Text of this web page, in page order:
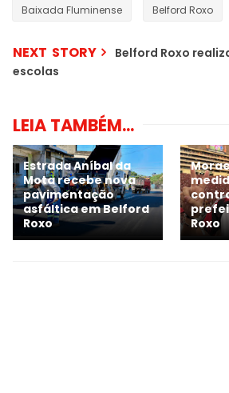
Baixada Fluminense Belford Roxo
NEXT STORY
Belford Roxo
escolas
LEIA TAMBÉM...
Estrada Aníbal da
Mota recebe nova
pavimentação
asfáltica em Belford
Roxo
Roxo